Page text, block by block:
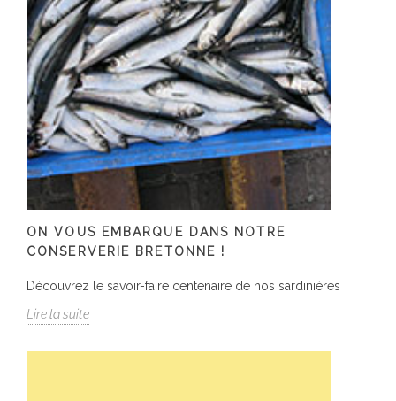
ON VOUS EMBARQUE DANS NOTRE
CONSERVERIE BRETONNE !
Découvrez le savoir-faire centenaire de nos sardinières
Lire la suite